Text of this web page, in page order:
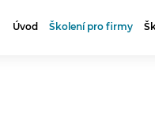
Úvod Školení pro firmy